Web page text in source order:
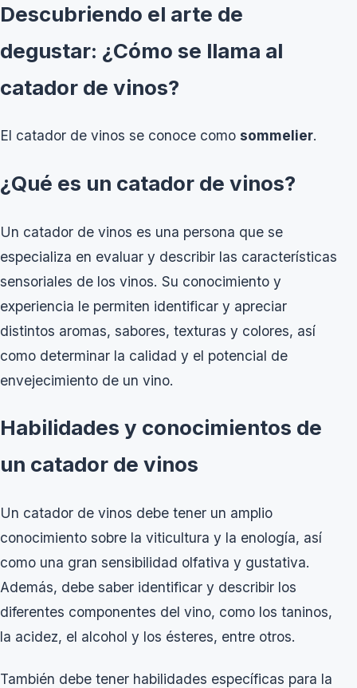
Descubriendo el arte de
degustar: ¿Cómo se llama al
catador de vinos?
El catador de vinos se conoce como sommelier.
¿Qué es un catador de vinos?
Un catador de vinos es una persona que se
especializa en evaluar y describir las características
sensoriales de los vinos. Su conocimiento y
experiencia le permiten identificar y apreciar
distintos aromas, sabores, texturas y colores, así
como determinar la calidad y el potencial de
envejecimiento de un vino.
Habilidades y conocimientos de
un catador de vinos
Un catador de vinos debe tener un amplio
conocimiento sobre la viticultura y la enología, así
como una gran sensibilidad olfativa y gustativa.
Además, debe saber identificar y describir los
diferentes componentes del vino, como los taninos,
la acidez, el alcohol y los ésteres, entre otros.
También debe tener habilidades específicas para la